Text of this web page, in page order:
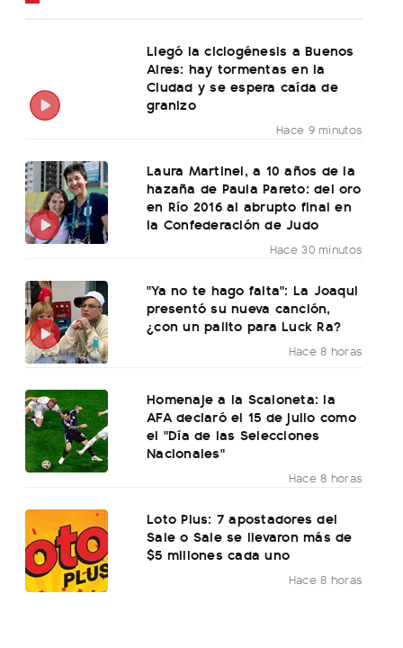
Llegó la ciclogénesis a Buenos
Aires: hay tormentas en la
Ciudad y se espera caída de
granizo
Hace 9 minutos
Laura Martinel, a 10 años de la
hazaña de Paula Pareto: del oro
en Río 2016 al abrupto final en
la Confederación de Judo
Hace 30 minutos
"Ya no te hago falta": La Joaqui
presentó su nueva canción,
¿con un palito para Luck Ra?
Hace 8 horas
Homenaje a la Scaloneta: la
AFA declaró el 15 de julio como
el "Día de las Selecciones
Nacionales"
Hace 8 horas
Loto Plus: 7 apostadores del
Sale o Sale se llevaron más de
$5 millones cada uno
Hace 8 horas